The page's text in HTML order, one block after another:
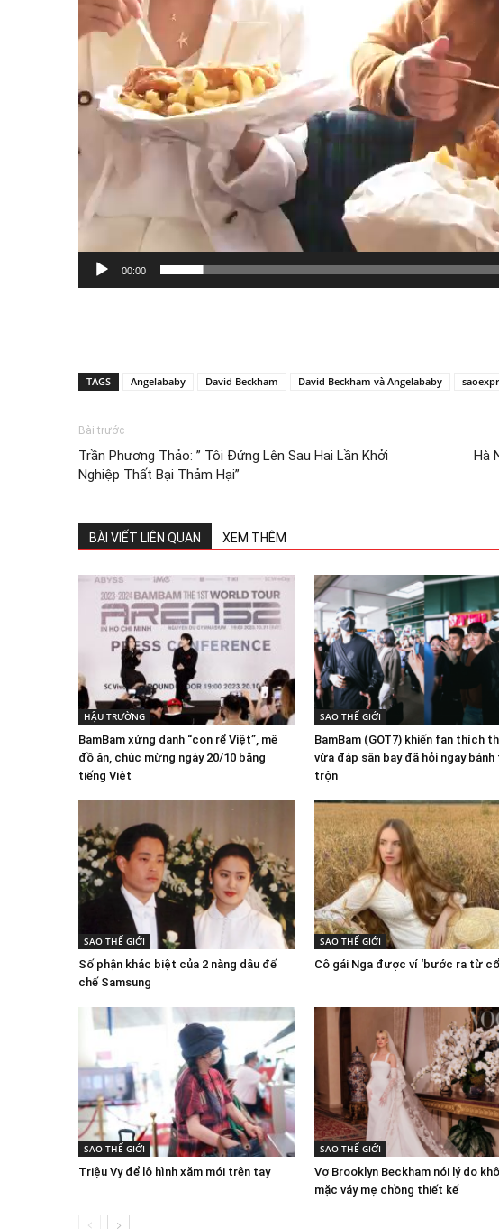
00:00
TAGS Angelababy David Beckham David Beckham và Angelababy
Bài trước
Trần Phương Thảo: ” Tôi Đứng Lên Sau Hai Lần Khởi
Nghiệp Thất Bại Thảm Hại”
Hà
BÀI VIẾT LIÊN QUAN XEM THÊM
HẬU TRƯỜNG
BamBam xứng danh “con rể Việt”, mê
đồ ăn, chúc mừng ngày 20/10 bằng
tiếng Việt
SAO THẾ GIỚI
BamBam (GOT7) khiến fan thích
vừa đáp sân bay đã hỏi ngay bánh
trộn
SAO THẾ GIỚI
Số phận khác biệt của 2 nàng dâu đế
chế Samsung
SAO THẾ GIỚI
Cô gái Nga được ví ‘bước ra từ
SAO THẾ GIỚI
Triệu Vy để lộ hình xăm mới trên tay
SAO THẾ GIỚI
Vợ Brooklyn Beckham nói lý do
mặc váy mẹ chồng thiết kế